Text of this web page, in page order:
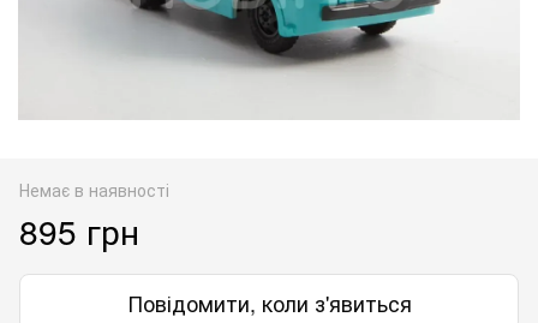
Немає в наявності
895 грн
Повідомити, коли з'явиться